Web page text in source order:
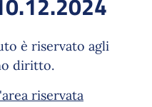
è riservato agli
diritto.
riservata